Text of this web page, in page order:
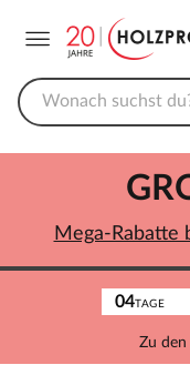
04TAGE
Zu den
Mega-Rabatte